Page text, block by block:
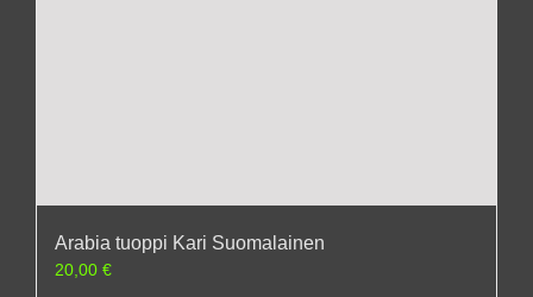
Arabia tuoppi Kari Suomalainen
20,00 €